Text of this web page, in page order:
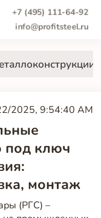
+7 (495) 111-64-92
info@profitsteel.ru
2025, 9:54:40 AM
под ключ
монтаж
(РГС) –